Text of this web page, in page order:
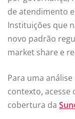
de atendimento
Instituições que
novo padrão
market share e
Para uma
contexto, acesse
cobertura da